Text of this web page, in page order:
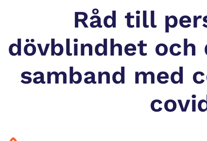
Råd till
dövblindhet och
samband med